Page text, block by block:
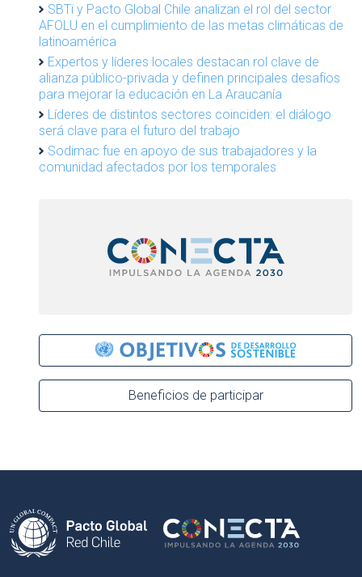
SBTi y Pacto Global Chile analizan el rol del sector
AFOLU en el cumplimiento de las metas climáticas de
latinoamérica
Expertos y líderes locales destacan rol clave de
alianza público-privada y definen principales desafíos
para mejorar la educación en La Araucanía
Líderes de distintos sectores coinciden: el diálogo
será clave para el futuro del trabajo
Sodimac fue en apoyo de sus trabajadores y la
comunidad afectados por los temporales
Beneficios de participar